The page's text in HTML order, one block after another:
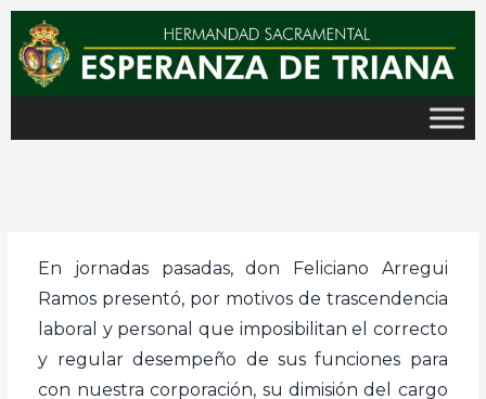
contenido
En jornadas pasadas, don Feliciano Arregui
Ramos presentó, por motivos de trascendencia
laboral y personal que imposibilitan el correcto
y regular desempeño de sus funciones para
con nuestra corporación, su dimisión del cargo